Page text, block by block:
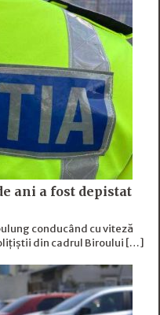
ani a fost depistat
conducând cu viteză
din cadrul Biroului […]